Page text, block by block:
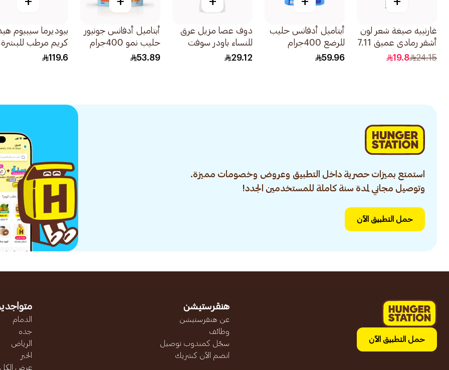
غارنييه صبغة شعر لون
أشقر رمادي عميق 7.11
1قطعة
24.15
19.8
أبتاميل أدفانس حليب
للرضع 400جرام
59.96
دوف عصا مزيل عرق
للنساء باودر سوفت
40جرام
29.12
أبتاميل أدفانس جونيور
حليب نمو 400جرام
53.89
بيوديرما سيبيوم
كريم مرطب للبشرة
الدهنية 40مل
119.6
استمتع بميزات حصرية داخل التطبيق وعروض وخصومات مميزة.
وتوصيل مجاني لمدة سنة كاملة للمستخدمين الجدد!
حمل التطبيق الآن
حمل التطبيق الآن
هنقرستيشن
عن هنقرستيشن
وظائف
سجّل كمندوب توصيل
انضم الآن كشريك
الدمام
جده
الرياض
الخبر
عرض